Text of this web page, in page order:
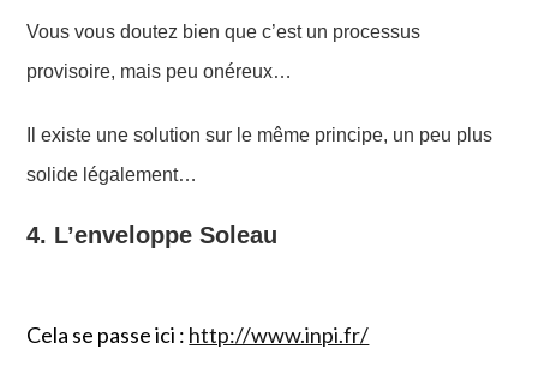
Vous vous doutez bien que c’est un processus
provisoire, mais peu onéreux…
Il existe une solution sur le même principe, un peu plus
solide légalement…
4. L’enveloppe Soleau
Cela se passe ici : http://www.inpi.fr/